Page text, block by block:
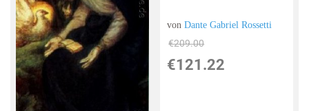
vonDante Gabriel Rossetti
€209.00
€121.22